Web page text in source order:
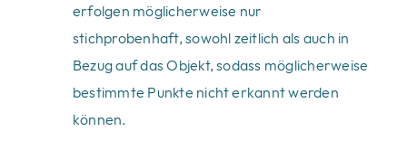
erfolgen möglicherweise nur
stichprobenhaft, sowohl zeitlich als auch in
Bezug auf das Objekt, sodass möglicherweise
bestimmte Punkte nicht erkannt werden
können.